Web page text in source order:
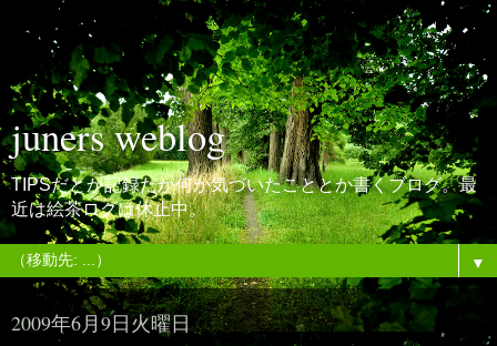
juners weblog
TIPSだとか記録だか何か気づいたこととか書くブログ。最
近は絵茶ログは休止中。
▼
2009年6月9日火曜日